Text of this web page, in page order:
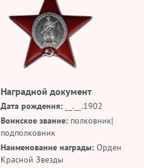
Наградной документ
Дата рождения: __.__.1902
Воинское звание: полковник|
подполковник
Наименование награды: Орден
Красной Звезды